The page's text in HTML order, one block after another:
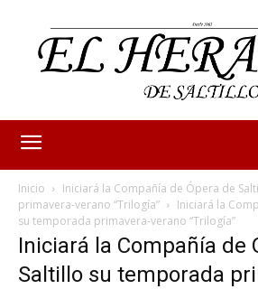
Inicio
Iniciará la Compañía de Ópera de
primavera-verano “Trilogía”
Iniciará la
su temporada primavera-verano “Trilogía”
Iniciará la Compañía de
Saltillo su temporada